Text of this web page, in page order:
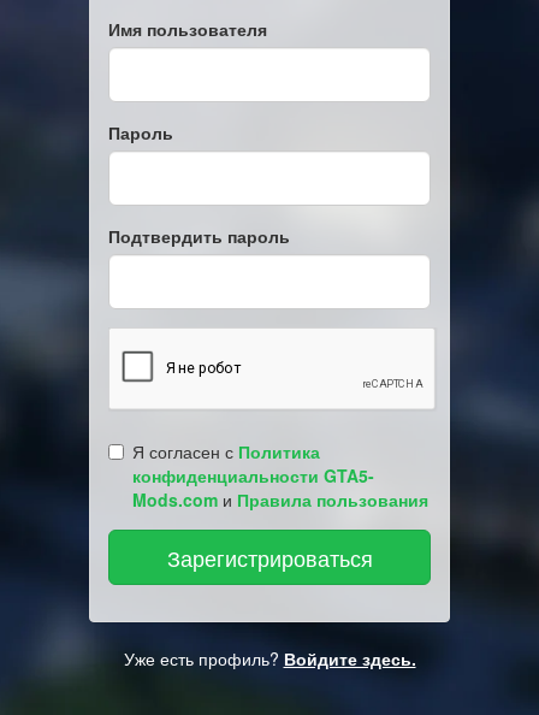
Имя пользователя
Пароль
Подтвердить пароль
Я согласен с Политика
конфиденциальности GTA5-
Mods.com и Правила пользования
Уже есть профиль? Войдите здесь.